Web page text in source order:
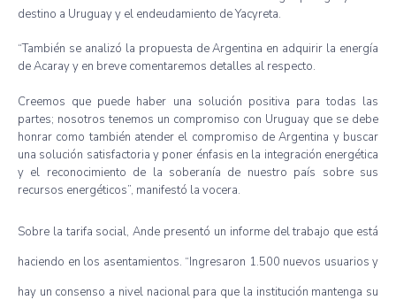
destino a Uruguay y el endeudamiento deYacyreta.
“También se analizó la propuesta de Argentina en adquirir la energía
deAcarayy en breve comentaremos detalles al respecto.
Creemos que puede haber una solución positiva para todas las
partes; nosotros tenemos un compromiso con Uruguay que se debe
honrar como también atender el compromiso de Argentina y buscar
una solución satisfactoria y poner énfasis en la integración energética
y el reconocimiento de la soberanía de nuestro país sobre sus
recursos energéticos”, manifestó la vocera.
Sobre la tarifa social,Ande presentó un informedeltrabajo que está
haciendo en los asentamientos. “Ingresaron 1.500 nuevos usuarios y
hay un consenso a nivel nacional para que la institución mantenga su